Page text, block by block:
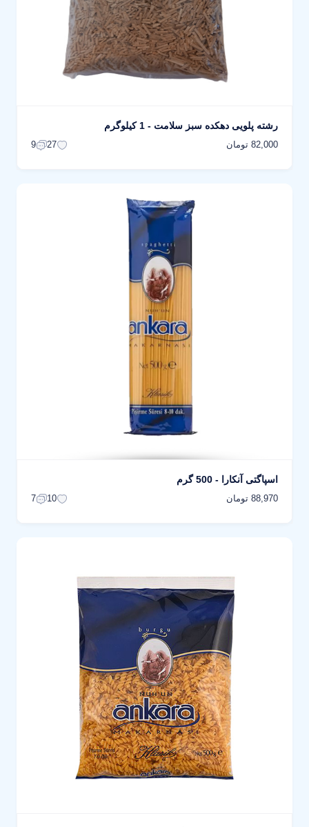
رشته پلویی دهکده سبز سلامت - 1 کیلوگرم
82,000 تومان 27
9
اسپاگتی آنکارا - 500 گرم
88,970 تومان 10
7